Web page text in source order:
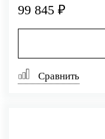
99 845 ₽
Сравнить